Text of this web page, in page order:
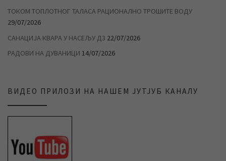
ТОКОМ ТОПЛОТНОГ ТАЛАСА РАЦИОНАЛНО ТРОШИТЕ ВОДУ
29/07/2026
САНАЦИЈА КВАРА У НАСЕЉУ Д3 22/07/2026
РАДОВИ НА ДУВАНИЦИ 14/07/2026
ВИДЕО ПРИЛОЗИ НА НАШЕМ ЈУТЈУБ КАНАЛУ